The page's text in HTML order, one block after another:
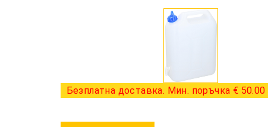
Безплатна доставка. Мин. поръчка € 50.00